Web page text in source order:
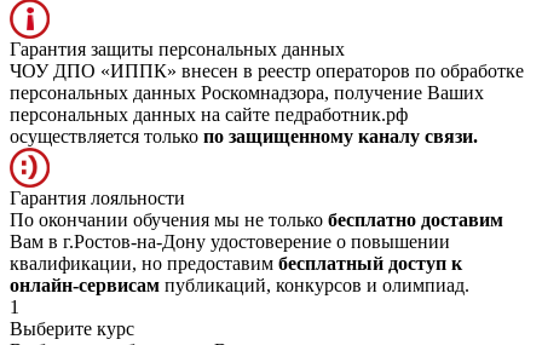
Гарантия защиты персональных данных
ЧОУ ДПО «ИППК» внесен в реестр операторов по обработке
персональных данных Роскомнадзора, получение Ваших
персональных данных на сайте педработник.рф
осуществляется только по защищенному каналу связи.
Гарантия лояльности
По окончании обучения мы не только бесплатно доставим
Вам в г.Ростов-на-Дону удостоверение о повышении
квалификации, но предоставим бесплатный доступ к
онлайн-сервисам публикаций, конкурсов и олимпиад.
1
Выберите курс